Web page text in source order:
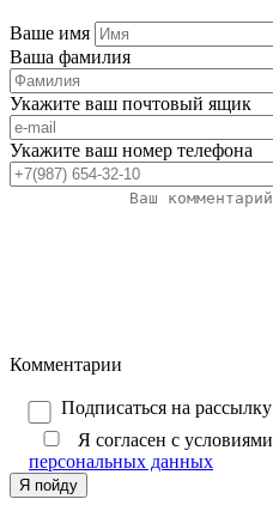
Ваше имя
Ваша фамилия
Укажите ваш почтовый ящик
Укажите ваш номер телефона
Комментарии
Подписаться на рассылку
Я согласен с условиями
персональных данных